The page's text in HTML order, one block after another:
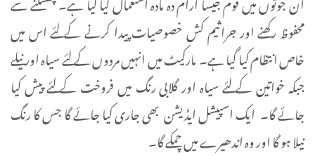
محفوظ رکھنے اور جراثیم کش خصوصیات پیدا کرنے کے لئے اس میں
خاص انتظام کیا گیا ہے۔ مارکیٹ میں انہیں مردوں کے لئے سیاہ اور نیلے
جبکہ خواتین کے لئے سیاہ اور گلابی رنگ میں فروخت کے لئے پیش کیا
جائے گا۔ ایک اسپیشل ایڈیشن بھی جاری کیا جائے گا جس کا رنگ
نیلا ہو گا اور وہ اندھیرے میں چمکے گا۔